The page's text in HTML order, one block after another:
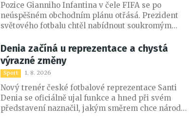
Pozice Gianniho Infantina v čele FIFA se po
neúspěšném obchodním plánu otřásá. Prezident
světového fotbalu chtěl nabídnout soukromým
právech světových šampionátů. Po silném odporu
však FIFA od návrhu ustoupila.
Denia začíná u reprezentace a chystá
výrazné změny
Sport 1. 8. 2026
Nový trenér české fotbalové reprezentace Santi
Denia se oficiálně ujal funkce a hned při svém
představení naznačil, jakým směrem chce národní